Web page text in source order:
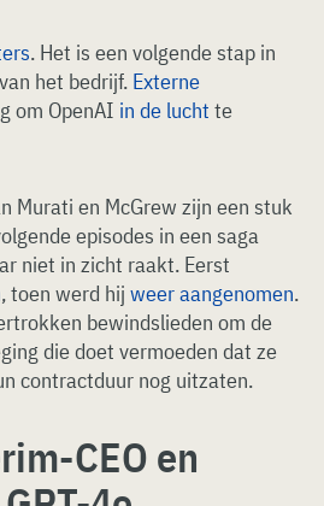
. Het is een volgende stap in
het bedrijf. Externe
om OpenAI in de lucht te
Murati en McGrew zijn een stuk
episodes in een saga
niet in zicht raakt. Eerst
, toen werd hij weer aangenomen.
bewindslieden om de
die doet vermoeden dat ze
contractduur nog uitzaten.
CEO en